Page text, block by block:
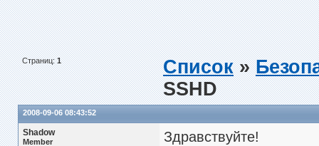
Страниц:1 Список»
SSHD
2008-09-06 08:43:52
Shadow
Member
Здравствуйте!